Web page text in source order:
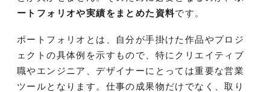
ートフォリオや実績をまとめた資料です。
ポートフォリオとは、自分が手掛けた作品やプロジ
ェクトの具体例を示すもので、特にクリエイティブ
職やエンジニア、デザイナーにとっては重要な営業
ツールとなります。仕事の成果物だけでなく、取り